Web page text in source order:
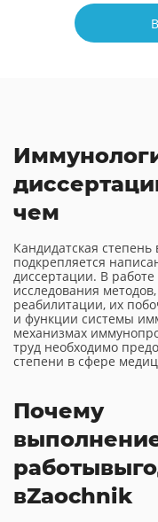
чем
Кандидатская
подкрепляется
диссертации. В
исследования
реабилитации, их
и функции системы
механизмах
труд необходимо
степени в сфере
Почему
работы
вZaochnik